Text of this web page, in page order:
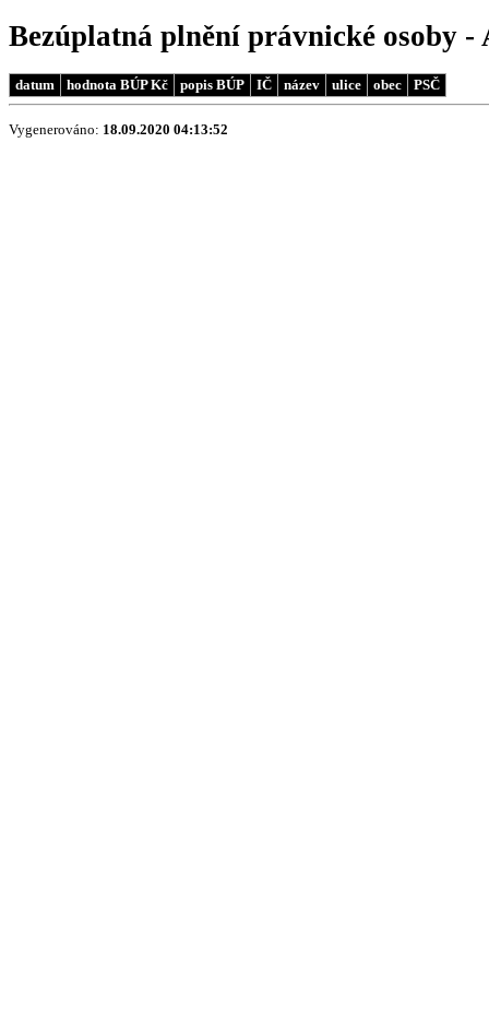
Bezúplatná plnění právnické osoby -
datum hodnota BÚP Kč popis BÚP IČ název ulice obec PSČ
Vygenerováno: 18.09.2020 04:13:52